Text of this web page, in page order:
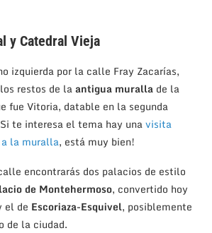
y Catedral Vieja
izquierda por la calle Fray Zacarías,
restos de laantigua muralla de la
fue Vitoria, datable en la segunda
te interesa el tema hay unavisita
la muralla, está muy bien!
encontrarás dos palacios de estilo
de Montehermoso, convertido hoy
el de Escoriaza-Esquivel, posiblemente
de la ciudad.